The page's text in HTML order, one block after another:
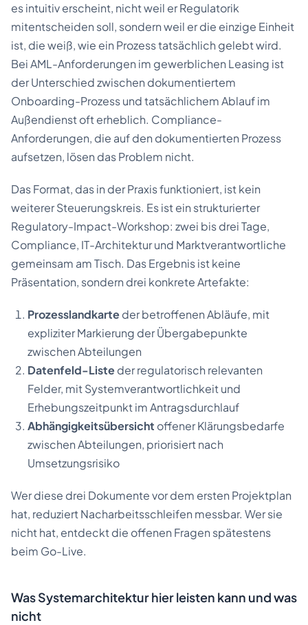
es intuitiv erscheint, nicht weil er Regulatorik
mitentscheiden soll, sondern weil er die einzige Einheit
ist, die weiß, wie ein Prozess tatsächlich gelebt wird.
Bei AML-Anforderungen im gewerblichen Leasing ist
der Unterschied zwischen dokumentiertem
Onboarding-Prozess und tatsächlichem Ablauf im
Außendienst oft erheblich. Compliance-
Anforderungen, die auf den dokumentierten Prozess
aufsetzen, lösen das Problem nicht.
Das Format, das in der Praxis funktioniert, ist kein
weiterer Steuerungskreis. Es ist ein strukturierter
Regulatory-Impact-Workshop: zwei bis drei Tage,
Compliance, IT-Architektur und Marktverantwortliche
gemeinsam am Tisch. Das Ergebnis ist keine
Präsentation, sondern drei konkrete Artefakte:
Prozesslandkarteder betroffenen Abläufe, mit
expliziter Markierung der Übergabepunkte
zwischen Abteilungen
Datenfeld-Listeder regulatorisch relevanten
Felder, mit Systemverantwortlichkeit und
Erhebungszeitpunkt im Antragsdurchlauf
Abhängigkeitsübersicht offener Klärungsbedarfe
zwischen Abteilungen, priorisiert nach
Umsetzungsrisiko
Wer diese drei Dokumente vor dem ersten Projektplan
hat, reduziert Nacharbeitsschleifen messbar. Wer sie
nicht hat, entdeckt die offenen Fragen spätestens
beim Go-Live.
Was Systemarchitektur hier leisten kann und was
nicht